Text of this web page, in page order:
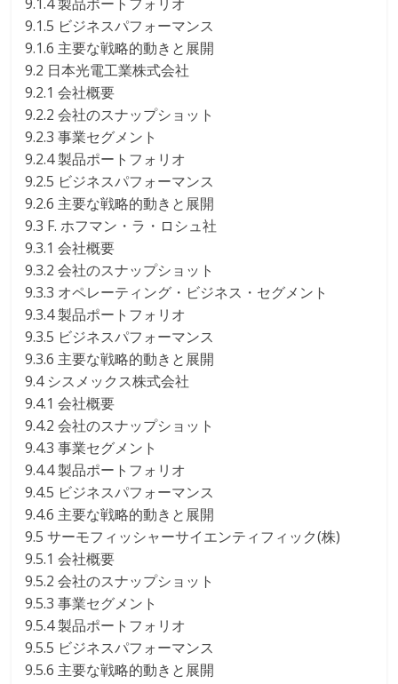
9.1.5 ビジネスパフォーマンス
9.1.6 主要な戦略的動きと展開
9.2 日本光電工業株式会社
9.2.1 会社概要
9.2.2 会社のスナップショット
9.2.3 事業セグメント
9.2.4 製品ポートフォリオ
9.2.5 ビジネスパフォーマンス
9.2.6 主要な戦略的動きと展開
9.3 F. ホフマン・ラ・ロシュ社
9.3.1 会社概要
9.3.2 会社のスナップショット
9.3.3 オペレーティング・ビジネス・セグメント
9.3.4 製品ポートフォリオ
9.3.5 ビジネスパフォーマンス
9.3.6 主要な戦略的動きと展開
9.4 シスメックス株式会社
9.4.1 会社概要
9.4.2 会社のスナップショット
9.4.3 事業セグメント
9.4.4 製品ポートフォリオ
9.4.5 ビジネスパフォーマンス
9.4.6 主要な戦略的動きと展開
9.5 サーモフィッシャーサイエンティフィック(株)
9.5.1 会社概要
9.5.2 会社のスナップショット
9.5.3 事業セグメント
9.5.4 製品ポートフォリオ
9.5.5 ビジネスパフォーマンス
9.5.6 主要な戦略的動きと展開